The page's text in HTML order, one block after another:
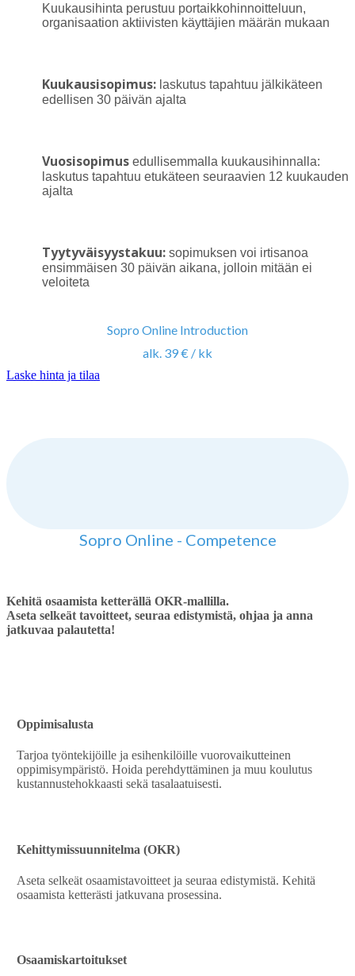
Kuukausihinta perustuu portaikkohinnoitteluun,
organisaation aktiivisten käyttäjien määrän mukaan
Kuukausisopimus:laskutus tapahtuu jälkikäteen
edellisen 30 päivän ajalta
Vuosisopimusedullisemmalla kuukausihinnalla:
laskutus tapahtuu etukäteen seuraavien 12 kuukauden
ajalta
Tyytyväisyystakuu:sopimuksen voi irtisanoa
ensimmäisen 30 päivän aikana, jolloin mitään ei
veloiteta
Sopro Online Introduction
alk. 39 € / kk
Laske hinta ja tilaa
Sopro Online - Competence
Kehitä osaamista ketterällä OKR-mallilla.
Aseta selkeät tavoitteet, seuraa edistymistä, ohjaa ja anna
jatkuvaa palautetta!
Oppimisalusta
Tarjoa työntekijöille ja esihenkilöille vuorovaikutteinen
oppimisympäristö. Hoida perehdyttäminen ja muu koulutus
kustannustehokkaasti sekä tasalaatuisesti.
Kehittymissuunnitelma (OKR)
Aseta selkeät osaamistavoitteet ja seuraa edistymistä. Kehitä
osaamista ketterästi jatkuvana prosessina.
Osaamiskartoitukset